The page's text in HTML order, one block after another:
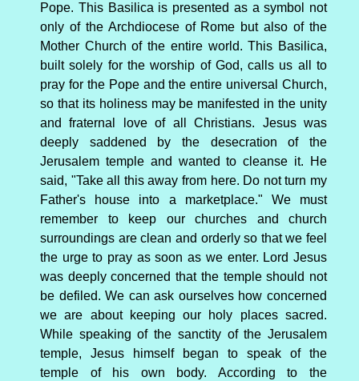
Pope. This Basilica is presented as a symbol not
only of the Archdiocese of Rome but also of the
Mother Church of the entire world. This Basilica,
built solely for the worship of God, calls us all to
pray for the Pope and the entire universal Church,
so that its holiness may be manifested in the unity
and fraternal love of all Christians. Jesus was
deeply saddened by the desecration of the
Jerusalem temple and wanted to cleanse it. He
said, "Take all this away from here. Do not turn my
Father's house into a marketplace." We must
remember to keep our churches and church
surroundings are clean and orderly so that we feel
the urge to pray as soon as we enter. Lord Jesus
was deeply concerned that the temple should not
be defiled. We can ask ourselves how concerned
we are about keeping our holy places sacred.
While speaking of the sanctity of the Jerusalem
temple, Jesus himself began to speak of the
temple of his own body. According to the